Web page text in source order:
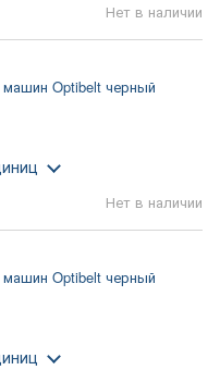
Нет в наличии
Optibelt черный
Нет в наличии
Optibelt черный